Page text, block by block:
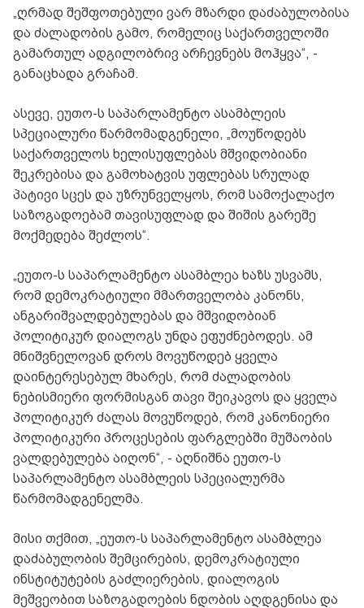
„ღრმად შეშფოთებული ვარ მზარდი დაძაბულობისა
და ძალადობის გამო, რომელიც საქართველოში
გამართულ ადგილობრივ არჩევნებს მოჰყვა“, -
განაცხადა გრაჩამ.
ასევე, ეუთო-ს საპარლამენტო ასამბლეის
სპეციალური წარმომადგენელი, „მოუწოდებს
საქართველოს ხელისუფლებას მშვიდობიანი
შეკრებისა და გამოხატვის უფლებას სრულად
პატივი სცეს და უზრუნველყოს, რომ სამოქალაქო
საზოგადოებამ თავისუფლად და შიშის გარეშე
მოქმედება შეძლოს“.
„ეუთო-ს საპარლამენტო ასამბლეა ხაზს უსვამს,
რომ დემოკრატიული მმართველობა კანონს,
ანგარიშვალდებულებას და მშვიდობიან
პოლიტიკურ დიალოგს უნდა ეფუძნებოდეს. ამ
მნიშვნელოვან დროს მოვუწოდებ ყველა
დაინტერესებულ მხარეს, რომ ძალადობის
ნებისმიერი ფორმისგან თავი შეიკავოს და ყველა
პოლიტიკურ ძალას მოვუწოდებ, რომ კანონიერი
პოლიტიკური პროცესების ფარგლებში მუშაობის
ვალდებულება აიღონ“, - აღნიშნა ეუთო-ს
საპარლამენტო ასამბლეის სპეციალურმა
წარმომადგენელმა.
მისი თქმით, „ეუთო-ს საპარლამენტო ასამბლეა
დაძაბულობის შემცირების, დემოკრატიული
ინსტიტუტების გაძლიერების, დიალოგის
მეშვეობით საზოგადოების ნდობის აღდგენისა და